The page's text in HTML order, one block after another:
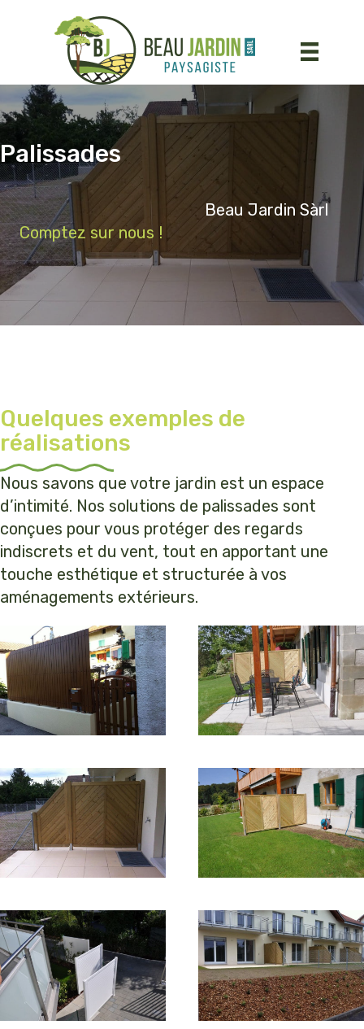
Palissades
Beau Jardin Sàrl
Comptez sur nous !
Quelques exemples de
réalisations
Nous savons que votre jardin est un espace
d’intimité. Nos solutions de palissades sont
conçues pour vous protéger des regards
indiscrets et du vent, tout en apportant une
touche esthétique et structurée à vos
aménagements extérieurs.